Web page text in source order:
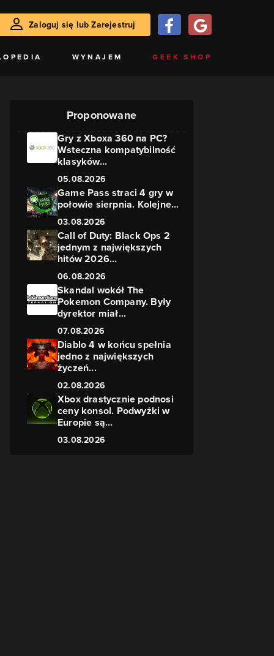
Zaloguj się lub Zarejestruj
WYNAJEM GEEK SHOP
Proponowane
Gry z Xboxa 360 na PC?
Wsteczna kompatybilność
klasyków...
05.08.2026
Game Pass straci 4 gry w
połowie sierpnia. Kolejne...
03.08.2026
Call of Duty: Black Ops 2
jednym z największych
hitów 2026...
06.08.2026
Skandal wokół The
Pokemon Company. Były
dyrektor miał...
07.08.2026
Diablo 4 w końcu spełnia
jedno z największych
życzeń...
02.08.2026
Xbox drastycznie podnosi
ceny konsol. Podwyżki w
Europie są...
03.08.2026